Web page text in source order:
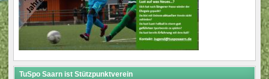
TuSpo Saarn ist Stützpunktverein